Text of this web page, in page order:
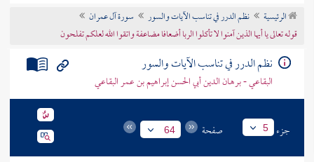
تراجم الأعلام
الرئيسية نظم الدرر في تناسب الآيات والسور
سورة آل عمران
قوله تعالى يا أيها الذين آمنوا لا تأكلوا الربا أضعافا مضاعفة واتقوا الله لعلكم تفلحون
نظم الدرر في تناسب الآيات والسور
البقاعي - برهان الدين أبي الحسن إبراهيم بن عمر البقاعي
جزء 5 صفحة 64